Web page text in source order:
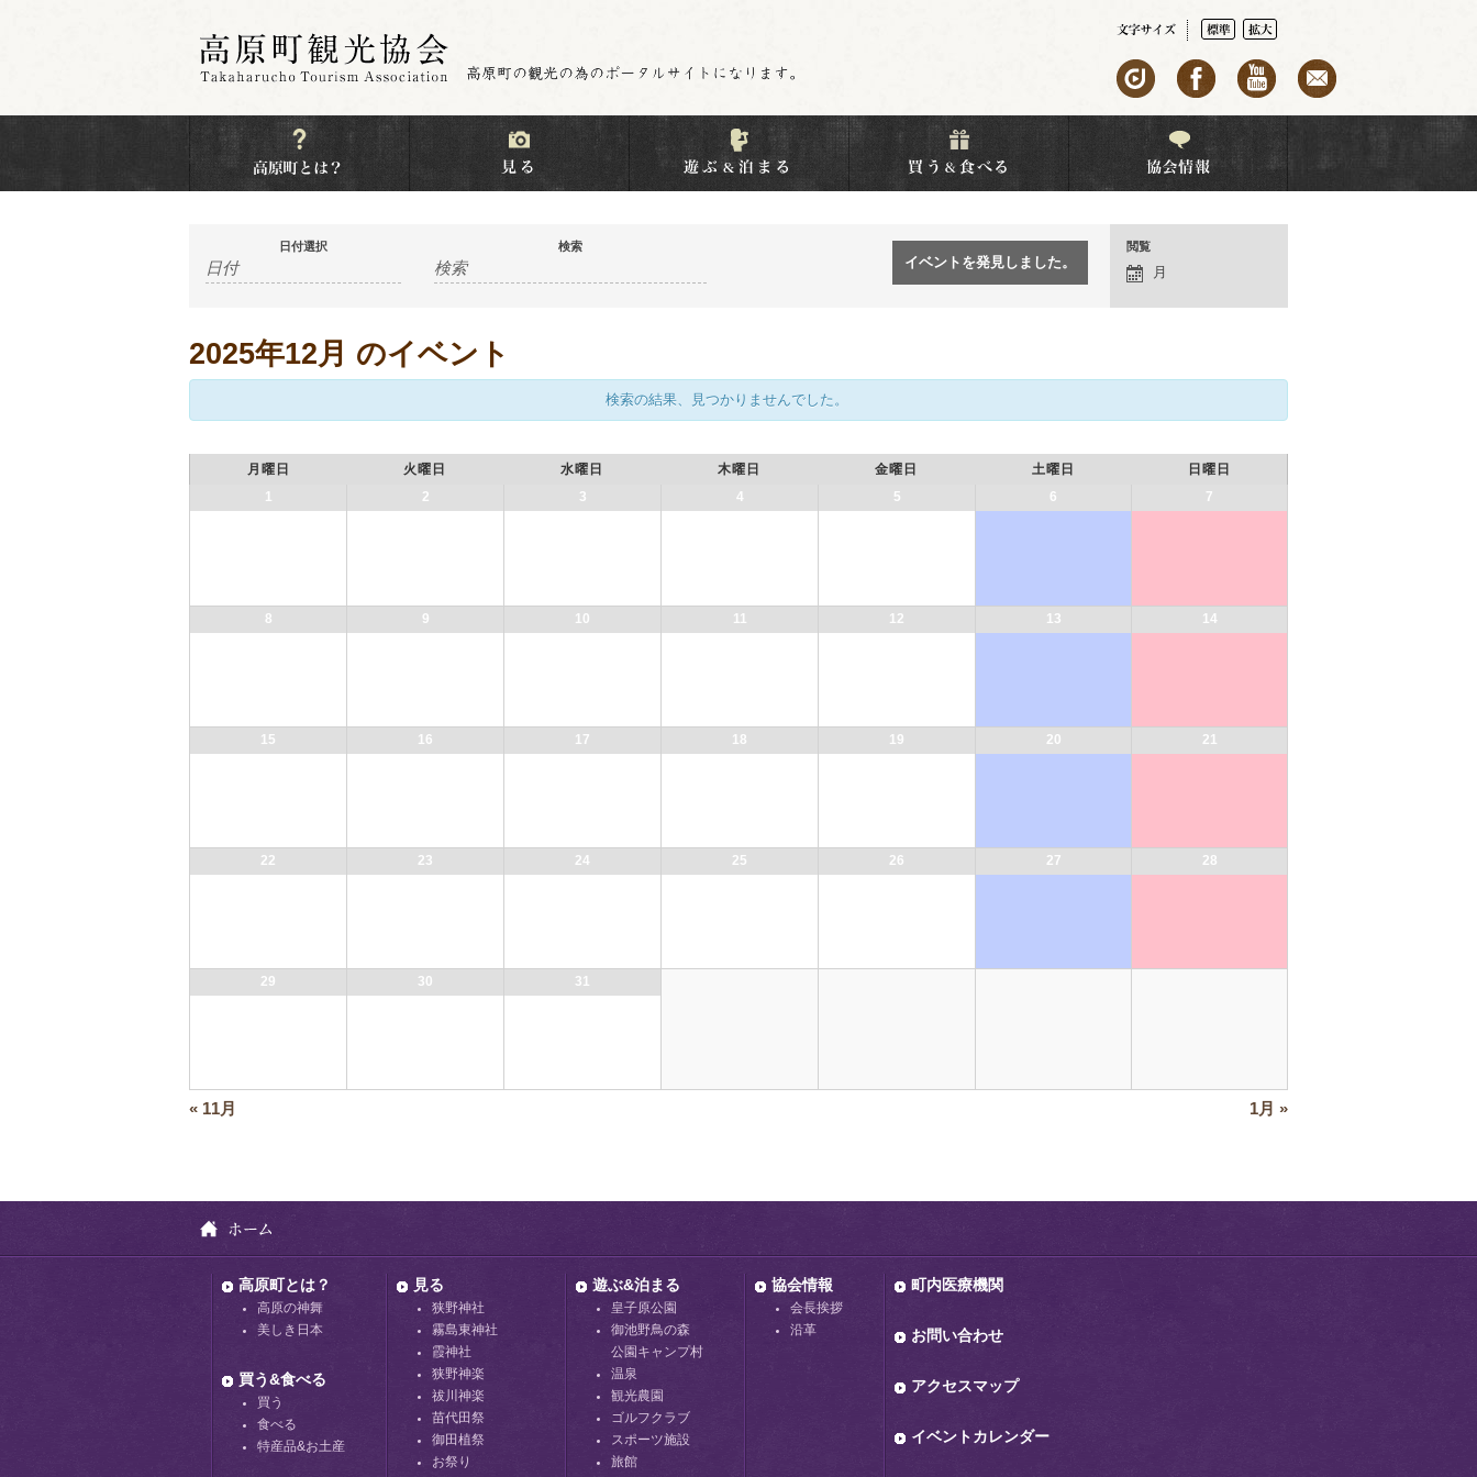
ビ
ー
を
閲覧
月
日付選択 検索
2025年12月 のイベント
検索の結果、見つかりませんでした。
カ
ダ
ナ
月曜日 火曜日 水曜日 木曜日 金曜日 土曜日
日曜日
1
2 3 4 5 6 7
8 9 10 11 12 13 14
15 16 17 18 19 20 21
22 23 24 25 26 27 28
29 30 31
カ
の
ナ
« 11月 1月 »
高原町とは？
高原の神舞
美しき日本
買う&食べる
買う
食べる
特産品&お土産
見る
狭野神社
霧島東神社
霞神社
狭野神楽
祓川神楽
苗代田祭
御田植祭
お祭り
遊ぶ&泊まる
皇子原公園
御池野鳥の森
公園キャンプ村
温泉
観光農園
ゴルフクラブ
スポーツ施設
旅館
協会情報
会長挨拶
沿革
町内医療機関
お問い合わせ
アクセスマップ
イベントカレンダー